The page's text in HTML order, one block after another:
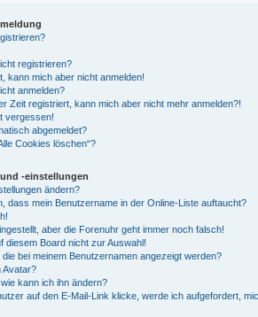
registrieren?
kann mich aber nicht anmelden!
anmelden?
Zeit registriert, kann mich aber nicht mehr anmelden?!
vergessen!
abgemeldet?
Cookies löschen“?
-einstellungen
ändern?
dass mein Benutzername in der Online-Liste auftaucht?
aber die Forenuhr geht immer noch falsch!
diesem Board nicht zur Auswahl!
bei meinem Benutzernamen angezeigt werden?
Avatar?
kann ich ihn ändern?
auf den E-Mail-Link klicke, werde ich aufgefordert,